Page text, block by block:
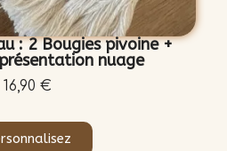
: 2 Bougies pivoine +
nuage
16,90 €